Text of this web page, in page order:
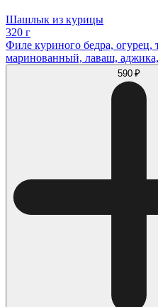
Шашлык из курицы
320 г
Филе куриного бедра, огурец,
маринованный, лаваш,
590 ₽